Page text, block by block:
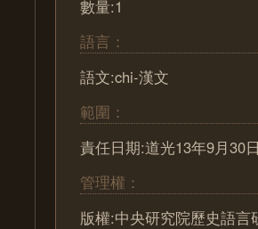
數量:1
語言：
語文:chi-漢文
範圍：
責任日期:道光13年9月30日
管理權：
版權:中央研究院歷史語言